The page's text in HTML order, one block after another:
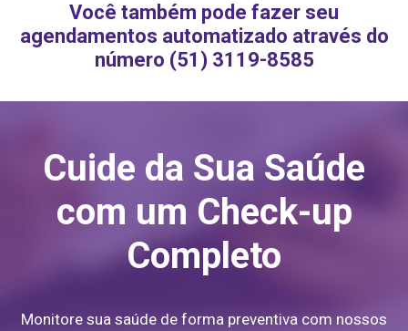
Você também pode fazer seu
agendamentos automatizado através do
número (51) 3119-8585
Cuide da Sua Saúde
com um Check-up
Completo
Monitore sua saúde de forma preventiva com nossos